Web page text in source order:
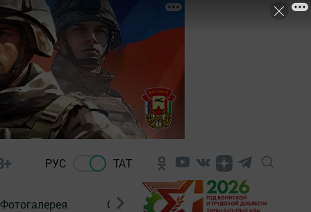
РУС ТАТ
Фотогалерея Сораштыру